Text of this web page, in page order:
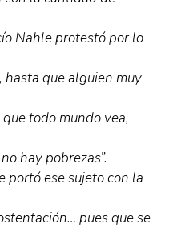
Nahle protestó por lo
hasta que alguien muy
todo mundo vea,
hay pobrezas”.
portó ese sujeto con la
pues que se